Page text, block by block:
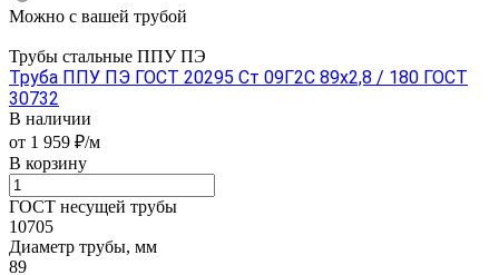
Можно с вашей трубой
Трубы стальные ППУ ПЭ
Труба ППУ ПЭ ГОСТ 20295 Ст 09Г2С 89x2,8 / 180 ГОСТ
30732
В наличии
от 1 959 ₽/м
В корзину
ГОСТ несущей трубы
10705
Диаметр трубы, мм
89